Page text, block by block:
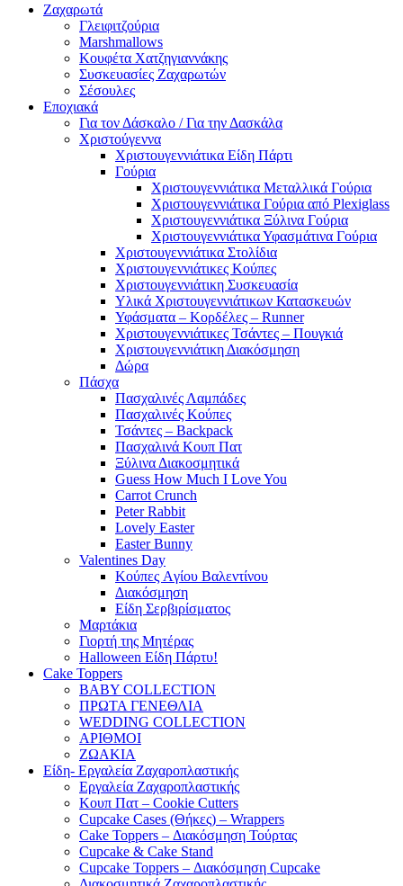
Ζαχαρωτά
Γλειφιτζούρια
Marshmallows
Κουφέτα Χατζηγιαννάκης
Συσκευασίες Ζαχαρωτών
Σέσουλες
Εποχιακά
Για τον Δάσκαλο / Για την Δασκάλα
Χριστούγεννα
Χριστουγεννιάτικα Είδη Πάρτι
Γούρια
Χριστουγεννιάτικα Μεταλλικά Γούρια
Χριστουγεννιάτικα Γούρια από Plexiglass
Χριστουγεννιάτικα Ξύλινα Γούρια
Χριστουγεννιάτικα Υφασμάτινα Γούρια
Χριστουγεννιάτικα Στολίδια
Χριστουγεννιάτικες Κούπες
Χριστουγεννιάτικη Συσκευασία
Υλικά Χριστουγεννιάτικων Κατασκευών
Υφάσματα – Κορδέλες – Runner
Χριστουγεννιάτικες Τσάντες – Πουγκιά
Χριστουγεννιάτικη Διακόσμηση
Δώρα
Πάσχα
Πασχαλινές Λαμπάδες
Πασχαλινές Κούπες
Τσάντες – Backpack
Πασχαλινά Κουπ Πατ
Ξύλινα Διακοσμητικά
Guess How Much I Love You
Carrot Crunch
Peter Rabbit
Lovely Easter
Easter Bunny
Valentines Day
Κούπες Aγίου Βαλεντίνου
Διακόσμηση
Είδη Σερβιρίσματος
Μαρτάκια
Γιορτή της Μητέρας
Halloween Είδη Πάρτυ!
Cake Toppers
BABY COLLECTION
ΠΡΩΤΑ ΓΕΝΕΘΛΙΑ
WEDDING COLLECTION
ΑΡΙΘΜΟΙ
ΖΩΑΚΙΑ
Είδη- Εργαλεία Ζαχαροπλαστικής
Εργαλεία Ζαχαροπλαστικής
Κουπ Πατ – Cookie Cutters
Cupcake Cases (Θήκες) – Wrappers
Cake Toppers – Διακόσμηση Τούρτας
Cupcake & Cake Stand
Cupcake Toppers – Διακόσμηση Cupcake